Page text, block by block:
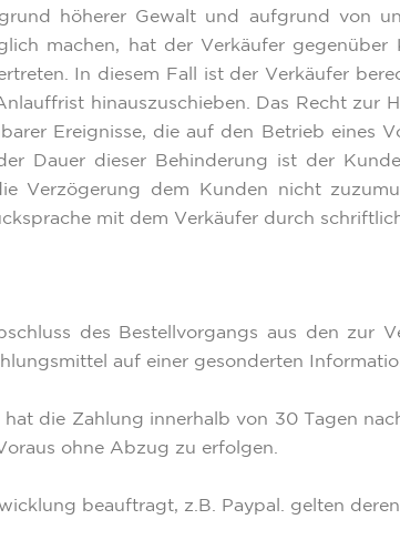
höherer Gewalt und aufgrund von
machen, hat der Verkäufer
In diesem Fall ist der Verkäufer
hinauszuschieben. Das Recht
Ereignisse, die auf den Betrieb eines
Dauer dieser Behinderung ist der
Verzögerung dem Kunden nicht
mit dem Verkäufer durch
des Bestellvorgangs aus den zur
auf einer gesonderten
die Zahlung innerhalb von 30 Tagen
ohne Abzug zu erfolgen.
beauftragt, z.B. Paypal. gelten